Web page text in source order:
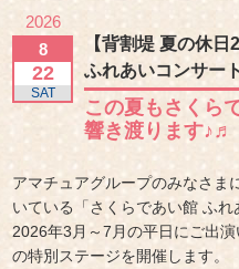
2026
8
22
SAT
【背割堤 夏の休日
ふれあいコンサー
この夏もさくら
響き渡ります♪♬
アマチュアグループのみなさま
いている「さくらであい館 ふれ
2026年3月～7月の平日にご出
の特別ステージを開催します。